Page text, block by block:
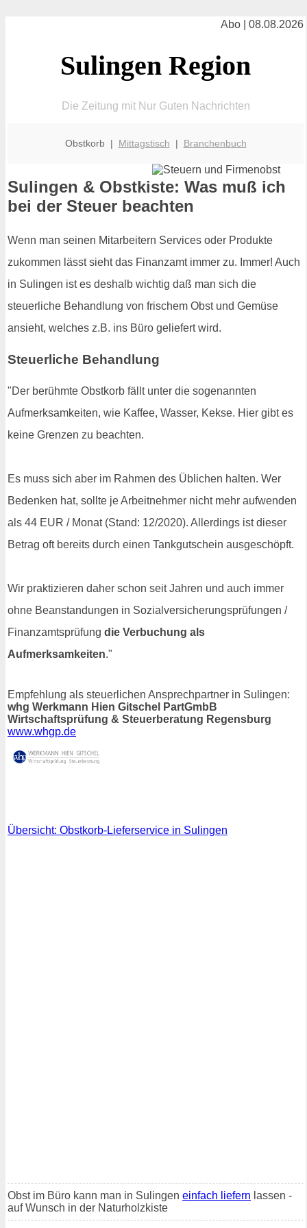
Abo | 08.08.2026
Sulingen Region
Die Zeitung mit Nur Guten Nachrichten
Obstkorb | Mittagstisch | Branchenbuch
Sulingen & Obstkiste: Was muß ich
bei der Steuer beachten
Wenn man seinen Mitarbeitern Services oder Produkte
zukommen lässt sieht das Finanzamt immer zu. Immer! Auch
in Sulingen ist es deshalb wichtig daß man sich die
steuerliche Behandlung von frischem Obst und Gemüse
ansieht, welches z.B. ins Büro geliefert wird.
Steuerliche Behandlung
"Der berühmte Obstkorb fällt unter die sogenannten
Aufmerksamkeiten, wie Kaffee, Wasser, Kekse. Hier gibt es
keine Grenzen zu beachten.
Es muss sich aber im Rahmen des Üblichen halten. Wer
Bedenken hat, sollte je Arbeitnehmer nicht mehr aufwenden
als 44 EUR / Monat (Stand: 12/2020). Allerdings ist dieser
Betrag oft bereits durch einen Tankgutschein ausgeschöpft.
Wir praktizieren daher schon seit Jahren und auch immer
ohne Beanstandungen in Sozialversicherungsprüfungen /
Finanzamtsprüfung die Verbuchung als
Aufmerksamkeiten."
Empfehlung als steuerlichen Ansprechpartner in Sulingen:
whg Werkmann Hien Gitschel PartGmbB
Wirtschaftsprüfung & Steuerberatung Regensburg
www.whgp.de
Übersicht: Obstkorb-Lieferservice in Sulingen
Obst im Büro kann man in Sulingen einfach liefern lassen -
auf Wunsch in der Naturholzkiste